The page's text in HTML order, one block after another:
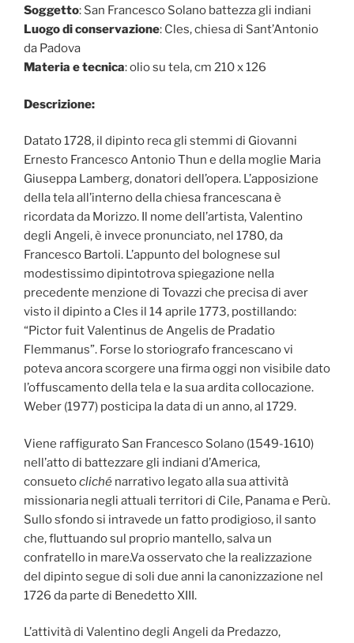
Soggetto: San Francesco Solano battezza gli indiani
Luogo di conservazione: Cles, chiesa di Sant’Antonio
da Padova
Materia e tecnica: olio su tela, cm 210 x 126
Descrizione:
Datato 1728, il dipinto reca gli stemmi di Giovanni
Ernesto Francesco Antonio Thun e della moglie Maria
Giuseppa Lamberg, donatori dell’opera. L’apposizione
della tela all’interno della chiesa francescana è
ricordata da Morizzo. Il nome dell’artista, Valentino
degli Angeli, è invece pronunciato, nel 1780, da
Francesco Bartoli. L’appunto del bolognese sul
modestissimo dipintotrova spiegazione nella
precedente menzione di Tovazzi che precisa di aver
visto il dipinto a Cles il 14 aprile 1773, postillando:
“Pictor fuit Valentinus de Angelis de Pradatio
Flemmanus”. Forse lo storiografo francescano vi
poteva ancora scorgere una firma oggi non visibile dato
l’offuscamento della tela e la sua ardita collocazione.
Weber (1977) posticipa la data di un anno, al 1729.
Viene raffigurato San Francesco Solano (1549-1610)
nell’atto di battezzare gli indiani d’America,
consuetocliché narrativo legato alla sua attività
missionaria negli attuali territori di Cile, Panama e Perù.
Sullo sfondo si intravede un fatto prodigioso, il santo
che, fluttuando sul proprio mantello, salva un
confratello in mare.Va osservato che la realizzazione
del dipinto segue di soli due anni la canonizzazione nel
1726 da parte di Benedetto XIII.
L’attività di Valentino degli Angeli da Predazzo,